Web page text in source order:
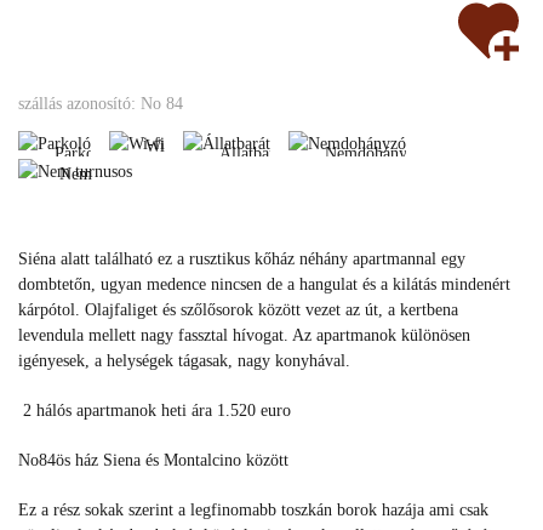
szállás azonosító: No 84
Parkoló
Parkoló
fi
Wi-
Állatbarát Nemdohányzó
turnusos
Nem
turnusos
Siéna alatt található ez a rusztikus kőház néhány apartmannal egy
dombtetőn, ugyan medence nincsen de a hangulat és a kilátás mindenért
kárpótol. Olajfaliget és szőlősorok között vezet az út, a kertbena
levendula mellett nagy fassztal hívogat. Az apartmanok különösen
igényesek, a helységek tágasak, nagy konyhával.
2 hálós apartmanok heti ára 1.520 euro
No84ös ház Siena és Montalcino között
Ez a rész sokak szerint a legfinomabb toszkán borok hazája ami csak